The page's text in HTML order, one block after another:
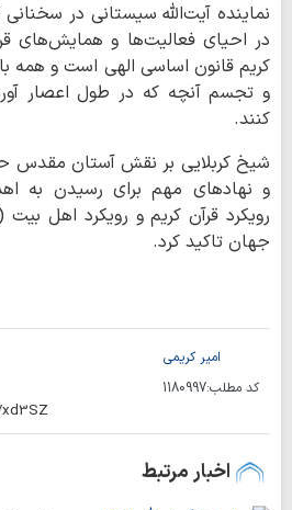
نماینده آیت‌الله سیستانی در
در احیای فعالیت‌ها و همایش‌های
کریم قانون اساسی الهی است و همه
و تجسم آنچه که در طول اعصار
کنند.
شیخ کربلایی بر نقش آستان مقدس
و نهادهای مهم برای رسیدن به
رویکرد قرآن کریم و رویکرد اهل
جهان تاکید کرد.
امیر کریمی
کد مطلب:1180997
اخبار مرتبط